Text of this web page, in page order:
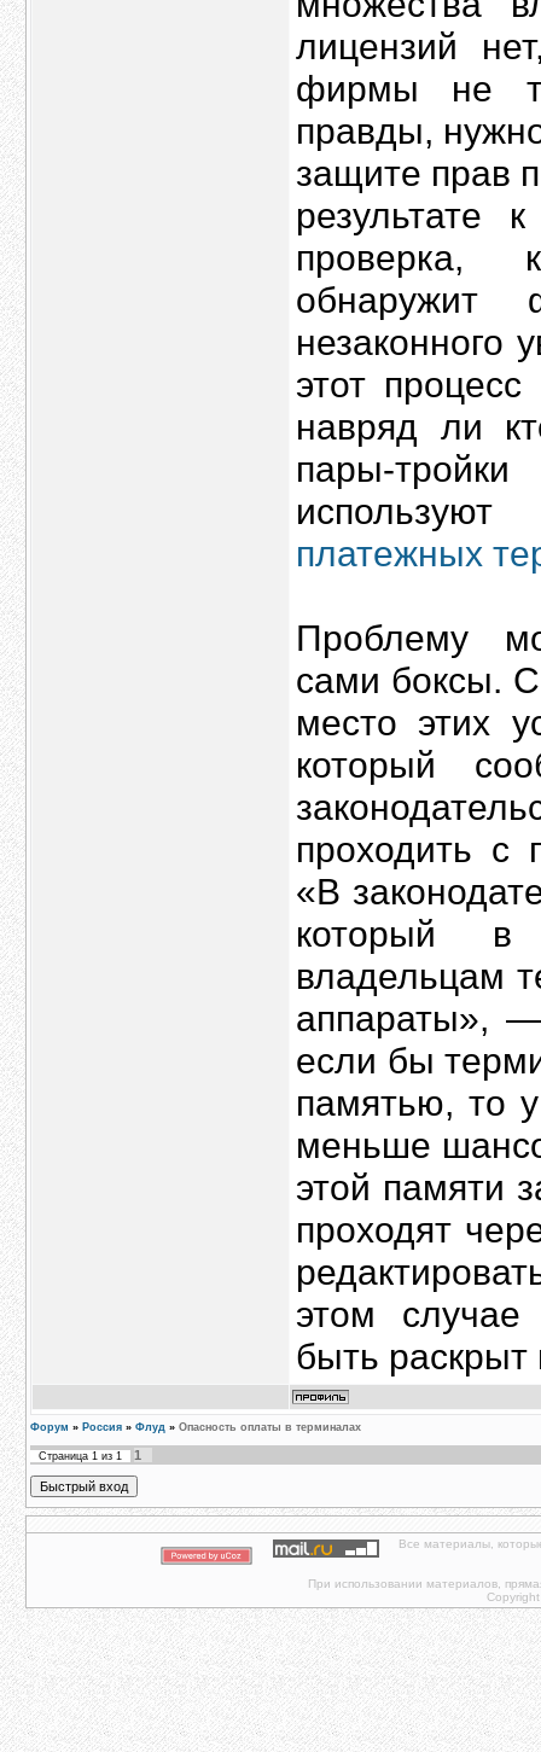
лицензий
фирмы не
правды,
защите прав
результате
проверка,
обнаружит
незаконного
этот
навряд ли
пары-
платежных
Проблему
сами боксы.
место этих
который
проходить с
«В
который в
владельцам
аппараты»,
если бы
памятью, то
меньше
этой памяти
проходят
этом
быть
Форум » Россия » Флуд » Опасность оплаты в терминалах
Страница 1 из 1 1
Все материалы,
При использовании материалов,